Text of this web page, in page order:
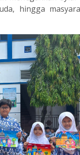
hingga